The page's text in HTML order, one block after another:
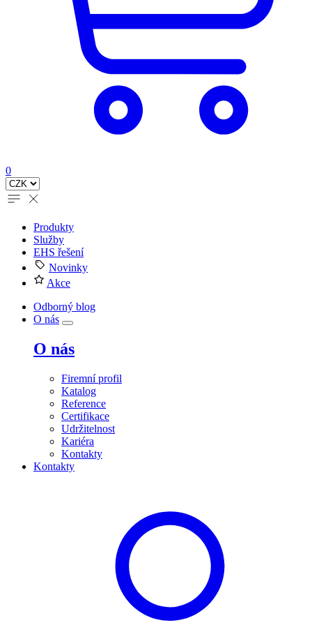
0
Produkty
Služby
EHS řešení
Novinky
Akce
Odborný blog
O nás
O nás
Firemní profil
Katalog
Reference
Certifikace
Udržitelnost
Kariéra
Kontakty
Kontakty